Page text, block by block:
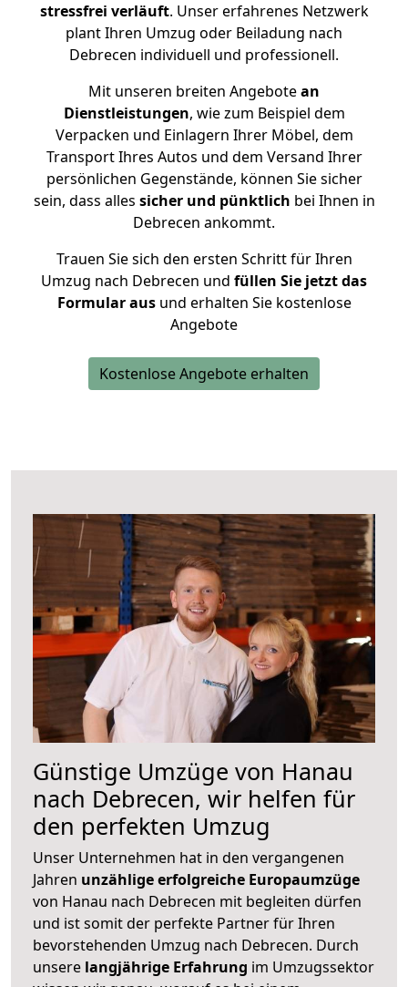
stressfrei verläuft. Unser erfahrenes Netzwerk
plant Ihren Umzug oder Beiladung nach
Debrecen individuell und professionell.
Mit unseren breiten Angebotean
Dienstleistungen, wie zum Beispiel dem
Verpacken und Einlagern Ihrer Möbel, dem
Transport Ihres Autos und dem Versand Ihrer
persönlichen Gegenstände, können Sie sicher
sein, dass alles sicher und pünktlich bei Ihnen in
Debrecen ankommt.
Trauen Sie sich den ersten Schritt für Ihren
Umzug nach Debrecen und füllen Sie jetzt das
Formular ausund erhalten Sie kostenlose
Angebote
Kostenlose Angebote erhalten
Günstige Umzüge von Hanau
nach Debrecen, wir helfen für
den perfekten Umzug
Unser Unternehmen hat in den vergangenen
Jahren unzählige erfolgreiche Europaumzüge
von Hanau nach Debrecen mit begleiten dürfen
und ist somit der perfekte Partner für Ihren
bevorstehenden Umzug nach Debrecen. Durch
unsere langjährige Erfahrung im Umzugssektor